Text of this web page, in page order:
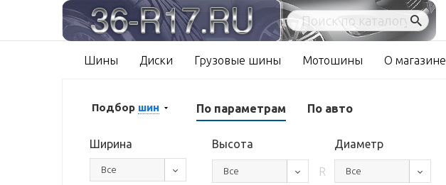
Шины Диски Грузовые шины Мотошины О магазине
По параметрам По авто
Подбор шин
Ширина
Все
Высота
Все
Диаметр
R Все